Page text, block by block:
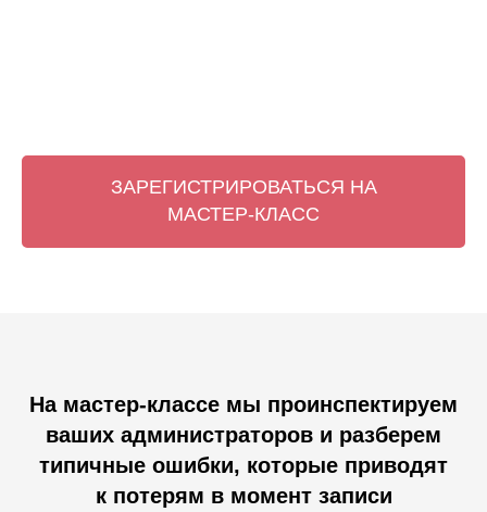
ЗАРЕГИСТРИРОВАТЬСЯ НА
МАСТЕР-КЛАСС
На мастер-классе мы проинспектируем
ваших администраторов и разберем
типичные ошибки, которые приводят
к потерям в момент записи